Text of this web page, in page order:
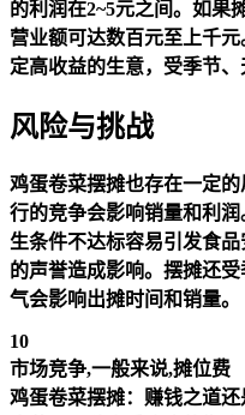
的利润在2~5元之间。如果
营业额可达数百元至上千
定高收益的生意，受季节、
风险与挑战
鸡蛋卷菜摆摊也存在一定
行的竞争会影响销量和利
生条件不达标容易引发食
的声誉造成影响。摆摊还
气会影响出摊时间和销量。
10
市场竞争,一般来说,摊位费
鸡蛋卷菜摆摊：赚钱之道